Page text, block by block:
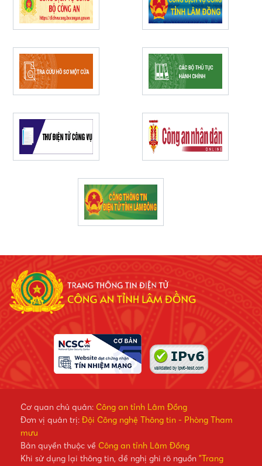
Cơ quan chủ quản: Công an tỉnh Lâm Đồng
Đơn vị quản trị: Đội Công nghệ Thông tin - Phòng Tham
mưu
Bản quyền thuộc về Công an tỉnh Lâm Đồng
Khi sử dụng lại thông tin, đề nghị ghi rõ nguồn "Trang